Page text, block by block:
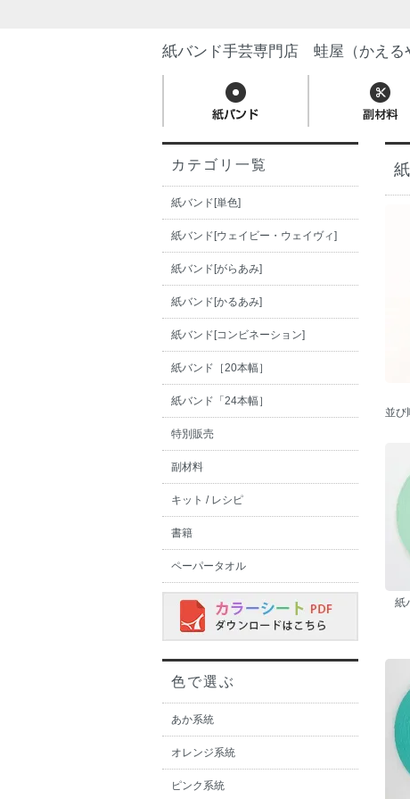
紙バンド手芸専門店 蛙屋（かえる
並び
紙
カテゴリ一覧
紙バンド[単色]
紙バンド[ウェイビー・ウェイヴィ]
紙バンド[がらあみ]
紙バンド[かるあみ]
紙バンド[コンビネーション]
紙バンド［20本幅］
紙バンド「24本幅］
特別販売
副材料
キット / レシピ
書籍
ペーパータオル
色で選ぶ
あか系統
オレンジ系統
ピンク系統